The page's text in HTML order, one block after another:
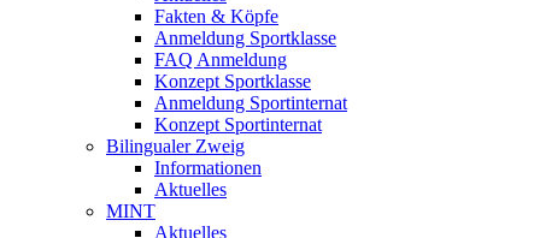
Fakten & Köpfe
Anmeldung Sportklasse
FAQ Anmeldung
Konzept Sportklasse
Anmeldung Sportinternat
Konzept Sportinternat
Bilingualer Zweig
Informationen
Aktuelles
MINT
Aktuelles